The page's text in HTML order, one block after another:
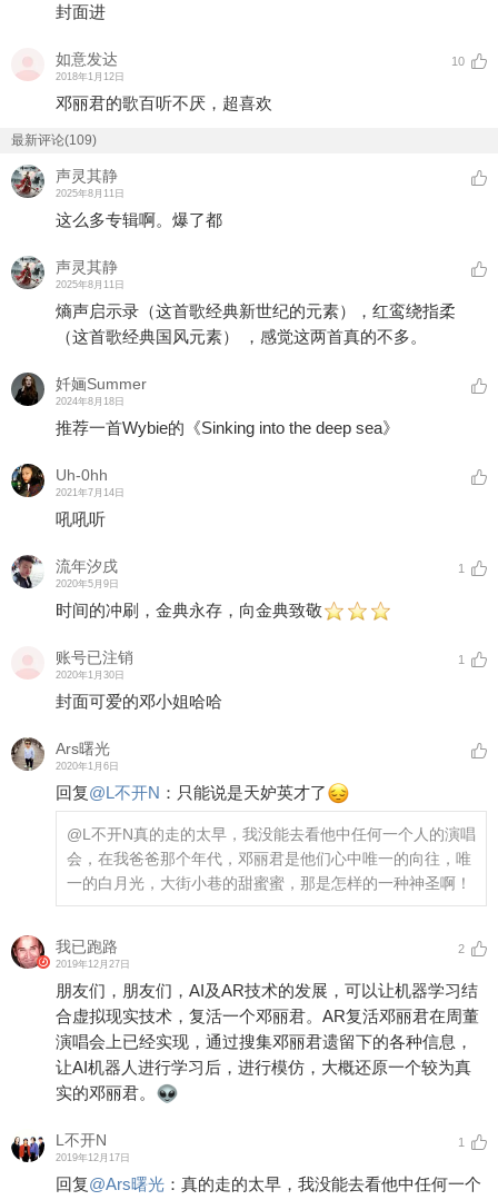
封面进
如意发达
2018年1月12日
10
邓丽君的歌百听不厌，超喜欢
最新评论(109)
声灵其静
2025年8月11日
这么多专辑啊。爆了都
声灵其静
2025年8月11日
熵声启示录（这首歌经典新世纪的元素），红鸾绕指柔
（这首歌经典国风元素） ，感觉这两首真的不多。
奷婳Summer
2024年8月18日
推荐一首Wybie的《Sinking into the deep sea》
Uh-0hh
2021年7月14日
吼吼听
流年汐戌
2020年5月9日
1
时间的冲刷，金典永存，向金典致敬
账号已注销
2020年1月30日
1
封面可爱的邓小姐哈哈
Ars曙光
2020年1月6日
回复@L不开N ： 只能说是天妒英才了
@L不开N真的走的太早，我没能去看他中任何一个人的演唱
会，在我爸爸那个年代，邓丽君是他们心中唯一的向往，唯
一的白月光，大街小巷的甜蜜蜜，那是怎样的一种神圣啊！
我已跑路
2019年12月27日
2
朋友们，朋友们，AI及AR技术的发展，可以让机器学习结
合虚拟现实技术，复活一个邓丽君。AR复活邓丽君在周董
演唱会上已经实现，通过搜集邓丽君遗留下的各种信息，
让AI机器人进行学习后，进行模仿，大概还原一个较为真
实的邓丽君。
L不开N
2019年12月17日
1
回复@Ars曙光 ： 真的走的太早，我没能去看他中任何一个